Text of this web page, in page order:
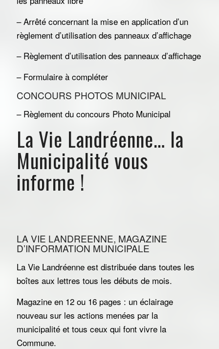
– Arrêté concernant la mise en application d’un
règlement d’utilisation des panneaux d’affichage
– Règlement d’utilisation des panneaux d’affichage
– Formulaire à compléter
CONCOURS PHOTOS MUNICIPAL
– Règlement du concours Photo Municipal
La Vie Landréenne… la
Municipalité vous
informe !
LA VIE LANDREENNE, MAGAZINE
D’INFORMATION MUNICIPALE
La Vie Landréenne est distribuée dans toutes les
boîtes aux lettres tous les débuts de mois.
Magazine en 12 ou 16 pages : un éclairage
nouveau sur les actions menées par la
municipalité et tous ceux qui font vivre la
Commune.